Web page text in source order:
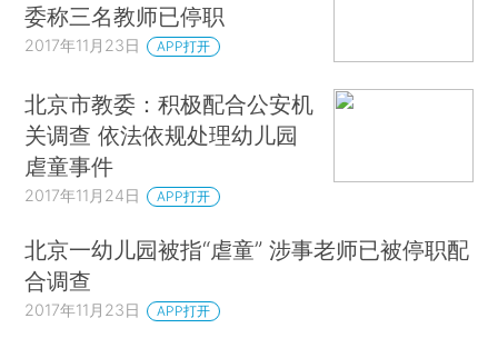
委称三名教师已停职
2017年11月23日 APP打开
北京市教委：积极配合公安机
关调查 依法依规处理幼儿园
虐童事件
2017年11月24日 APP打开
北京一幼儿园被指“虐童” 涉事老师已被停职配
合调查
2017年11月23日 APP打开